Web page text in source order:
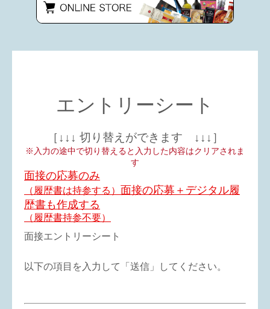
エントリーシート
［↓↓↓ 切り替えができます ↓↓↓］
※入力の途中で切り替えると入力した内容はクリアされま
す
面接の応募のみ
（履歴書は持参する） 面接の応募＋デジタル履
歴書も作成する
（履歴書持参不要）
面接エントリーシート
以下の項目を入力して「送信」してください。